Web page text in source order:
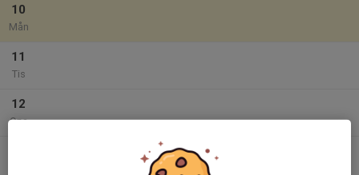
10
Mån
11
Tis
12
Ons